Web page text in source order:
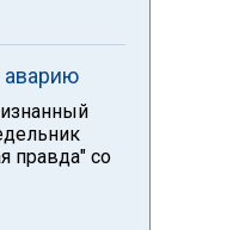
правда" со